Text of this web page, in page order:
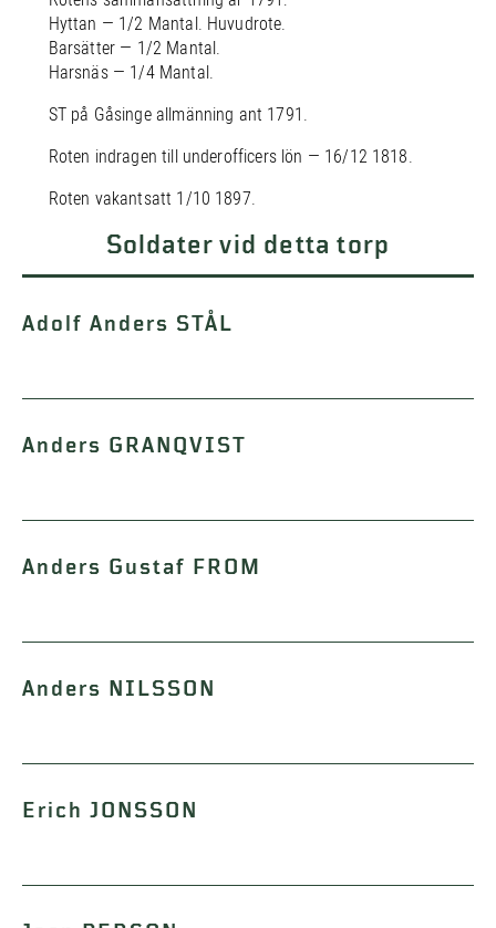
Hyttan — 1/2 Mantal. Huvudrote.
Barsätter — 1/2 Mantal.
Harsnäs — 1/4 Mantal.
ST på Gåsinge allmänning ant 1791.
Roten indragen till underofficers lön — 16/12 1818.
Roten vakantsatt 1/10 1897.
Soldater vid detta torp
Adolf Anders STÅL
Anders GRANQVIST
Anders Gustaf FROM
Anders NILSSON
Erich JONSSON